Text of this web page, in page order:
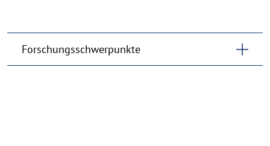
Forschungsschwerpunkte